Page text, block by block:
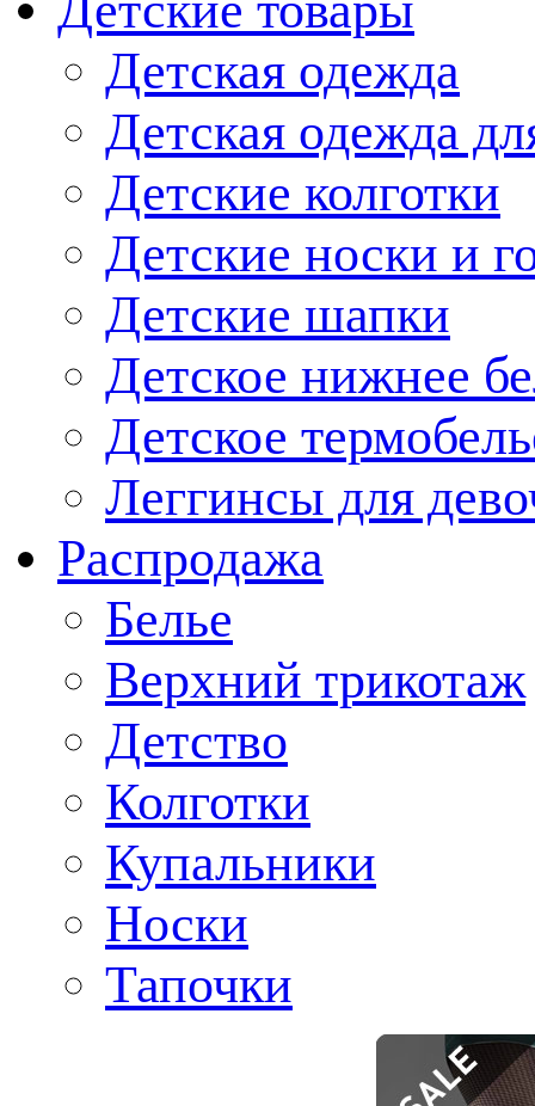
Детская одежда
Детская одежда
Детские колготки
Детские носки и
Детские шапки
Детское нижнее
Детское
Леггинсы для
Распродажа
Белье
Верхний трикотаж
Детство
Колготки
Купальники
Носки
Тапочки